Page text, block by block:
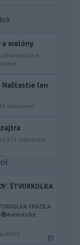
melóny
Naštastie len
zobrazení
| 931 zobrazení
ŠTVORKOLKA
VRAZILA
🔴Autentické